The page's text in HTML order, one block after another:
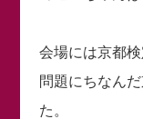
会場には京都
問題にちなん
た。